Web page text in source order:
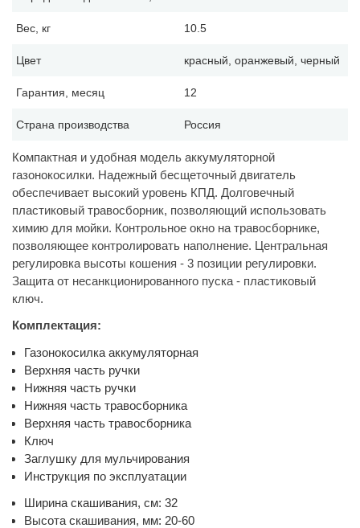
Вес, кг 10.5
Цвет красный, оранжевый, черный
Гарантия, месяц 12
Страна производства Россия
Компактная и удобная модель аккумуляторной
газонокосилки. Надежный бесщеточный двигатель
обеспечивает высокий уровень КПД. Долговечный
пластиковый травосборник, позволяющий использовать
химию для мойки. Контрольное окно на травосборнике,
позволяющее контролировать наполнение. Центральная
регулировка высоты кошения - 3 позиции регулировки.
Защита от несанкционированного пуска - пластиковый
ключ.
Комплектация:
Газонокосилка аккумуляторная
Верхняя часть ручки
Нижняя часть ручки
Нижняя часть травосборника
Верхняя часть травосборника
Ключ
Заглушку для мульчирования
Инструкция по эксплуатации
Ширина скашивания, см: 32
Высота скашивания, мм: 20-60